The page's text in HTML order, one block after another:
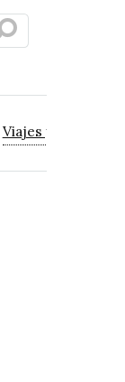
Viajes y Turismo